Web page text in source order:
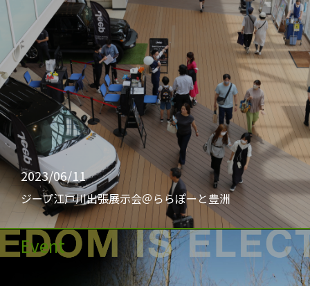
2023/06/11
ジープ江戸川出張展示会＠ららぽーと豊洲
Event